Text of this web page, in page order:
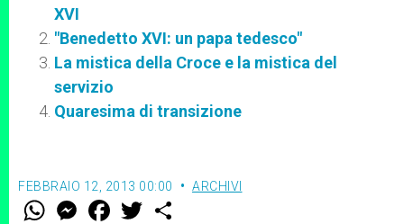
XVI
"Benedetto XVI: un papa tedesco"
La mistica della Croce e la mistica del
servizio
Quaresima di transizione
FEBBRAIO 12, 2013 00:00 ARCHIVI
W M
e
F
a w